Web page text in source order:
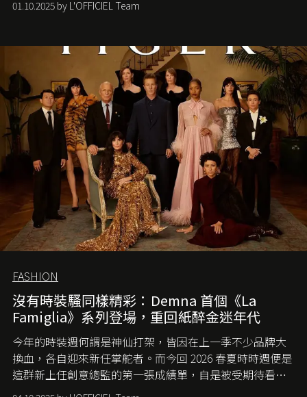
01.10.2025 by L'OFFICIEL Team
FASHION
沒有時裝騷同樣精彩：Demna 首個《La
Famiglia》系列登場，重回紙醉金迷年代
今年的時裝週何謂是神仙打架，皆因在上一季不少品牌大
換血，各自迎來新任掌舵者。而今回 2026 春夏時時週便是
這群新上任創意總監的第一張成績單，自是被受期待看他
們如何各顯神通。意大利老牌 Gucci 在過去幾個季度業績